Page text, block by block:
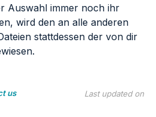
Auswahl immer noch ihr
wird den an alle anderen
stattdessen der von dir
us Last updated on